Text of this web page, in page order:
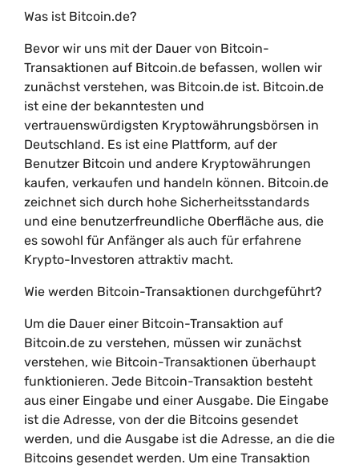
Was ist Bitcoin.de?
Bevor wir uns mit der Dauer von Bitcoin-
Transaktionen auf Bitcoin.de befassen, wollen wir
zunächst verstehen, was Bitcoin.de ist. Bitcoin.de
ist eine der bekanntesten und
vertrauenswürdigsten Kryptowährungsbörsen in
Deutschland. Es ist eine Plattform, auf der
Benutzer Bitcoin und andere Kryptowährungen
kaufen, verkaufen und handeln können. Bitcoin.de
zeichnet sich durch hohe Sicherheitsstandards
und eine benutzerfreundliche Oberfläche aus, die
es sowohl für Anfänger als auch für erfahrene
Krypto-Investoren attraktiv macht.
Wie werden Bitcoin-Transaktionen durchgeführt?
Um die Dauer einer Bitcoin-Transaktion auf
Bitcoin.de zu verstehen, müssen wir zunächst
verstehen, wie Bitcoin-Transaktionen überhaupt
funktionieren. Jede Bitcoin-Transaktion besteht
aus einer Eingabe und einer Ausgabe. Die Eingabe
ist die Adresse, von der die Bitcoins gesendet
werden, und die Ausgabe ist die Adresse, an die die
Bitcoins gesendet werden. Um eine Transaktion